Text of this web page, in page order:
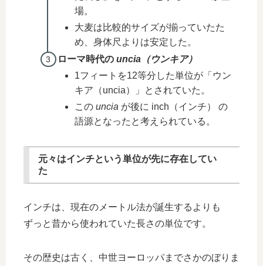
場。
大麦は比較的サイズが揃っていたた
め、身体尺よりは安定した。
ローマ時代の uncia（ウンキア）
1フィートを12等分した単位が「ウン
キア（uncia）」とされていた。
このuncia が後に inch（インチ） の
語源となったと考えられている。
元々はインチという単位が先に存在してい
た
インチは、現在のメートル法が誕生するよりも
ずっと昔から使われていた長さの単位です。
その歴史は古く、中世ヨーロッパまでさかのぼりま